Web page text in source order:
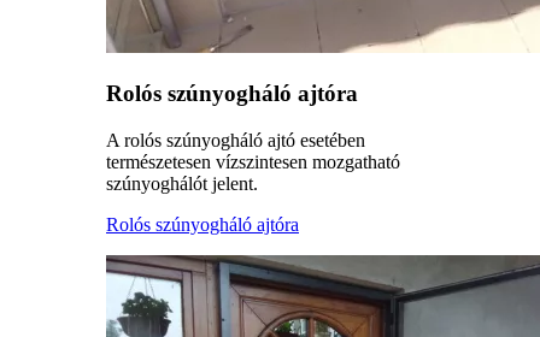
Rolós szúnyogháló ajtóra
A rolós szúnyogháló ajtó esetében
természetesen vízszintesen mozgatható
szúnyoghálót jelent.
Rolós szúnyogháló ajtóra